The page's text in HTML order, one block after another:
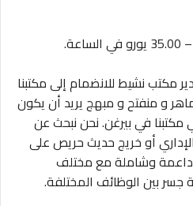
مكتب نشيط للانضمام إلى مكتبنا
و منفتح و مبهج يريد أن يكون
في بيرغن. نحن نبحث عن
أو خريج حديث حريص على
داعمة وشاملة مع مختلف
جسر بين الوظائف المختلفة.